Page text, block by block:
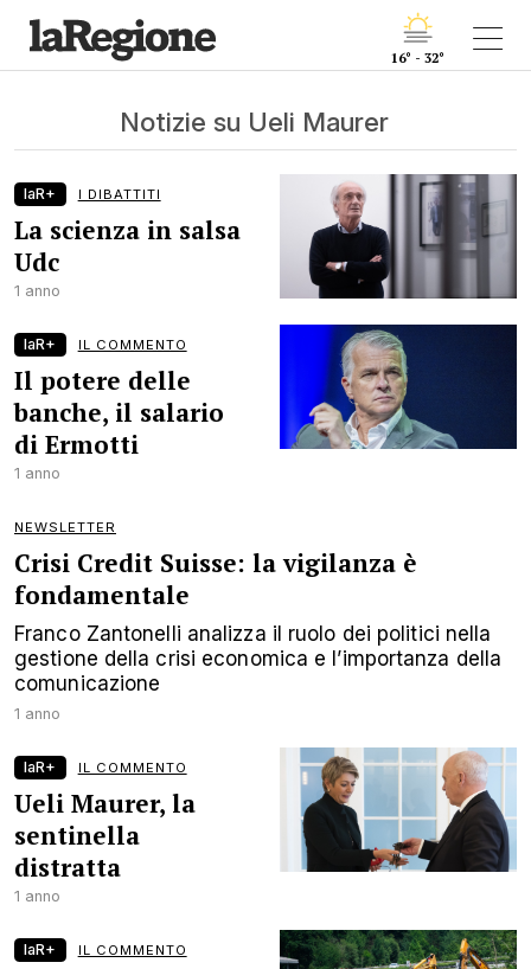
16° - 32°
Notizie su Ueli Maurer
laR+ I DIBATTITI
La scienza in salsa
Udc
1 anno
laR+ IL COMMENTO
Il potere delle
banche, il salario
di Ermotti
1 anno
NEWSLETTER
Crisi Credit Suisse: la vigilanza è
fondamentale
Franco Zantonelli analizza il ruolo dei politici nella
gestione della crisi economica e l’importanza della
comunicazione
1 anno
laR+ IL COMMENTO
Ueli Maurer, la
sentinella
distratta
1 anno
laR+ IL COMMENTO